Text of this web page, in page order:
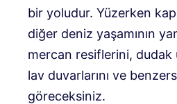
bir yoludur. Yüzerken
diğer deniz yaşamının
mercan resiflerini, dudak
lav duvarlarını ve
göreceksiniz.